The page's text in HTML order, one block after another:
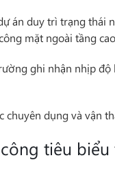
án duy trì trạng thái
mặt ngoài tầng
ghi nhận nhịp độ
chuyên dụng và vận
tiêu